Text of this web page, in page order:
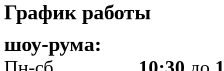
График работы
шоу-рума: